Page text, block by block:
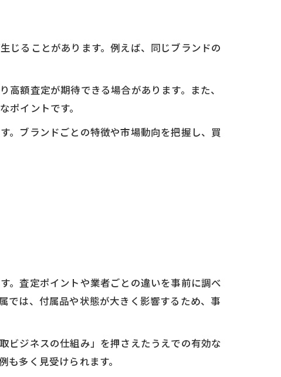
じることがあります。例えば、同じブランドの
額査定が期待できる場合があります。また、
イントです。
。ブランドごとの特徴や市場動向を把握し、買
。査定ポイントや業者ごとの違いを事前に調べ
では、付属品や状態が大きく影響するため、事
ビジネスの仕組み」を押さえたうえでの有効な
多く見受けられます。